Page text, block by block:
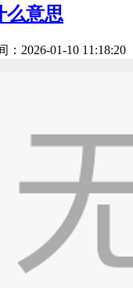
么意思
：2026-01-10 11:18:20